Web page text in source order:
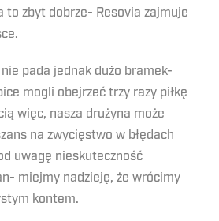
to zbyt dobrze- Resovia zajmuje
pada jednak dużo bramek-
mogli obejrzeć trzy razy piłkę
więc, nasza drużyna może
na zwycięstwo w błędach
uwagę nieskuteczność
miejmy nadzieję, że wrócimy
kontem.